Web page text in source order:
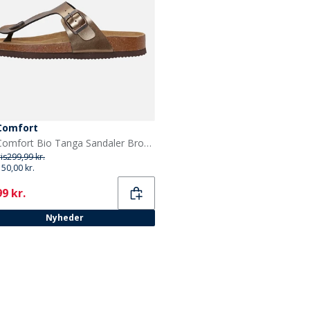
CPH Comfort Bio Tanga Sandaler Bronze
299,99 kr.
kr.
kr.
Nyheder